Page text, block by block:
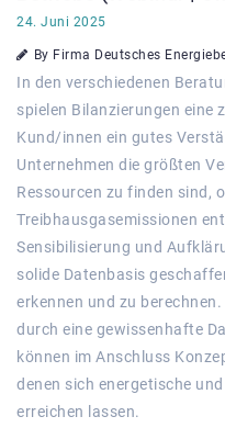
24. Juni 2025
By Firma Deutsches
In den verschiedenen
spielen Bilanzierungen eine
Kund/innen ein gutes
Unternehmen die größten
Ressourcen zu finden sind,
Treibhausgasemissionen
Sensibilisierung und
solide Datenbasis
erkennen und zu
durch eine gewissenhafte
können im Anschluss
denen sich energetische
erreichen lassen.